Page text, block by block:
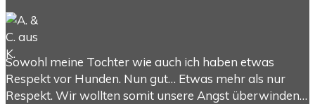
Sowohl meine Tochter wie auch ich haben etwas
Respekt vor Hunden. Nun gut… Etwas mehr als nur
Respekt. Wir wollten somit unsere Angst überwinden…